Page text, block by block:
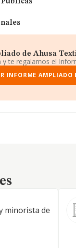
de Ahusa
te regalamos el
INFORME AMPLIADO
minorista de